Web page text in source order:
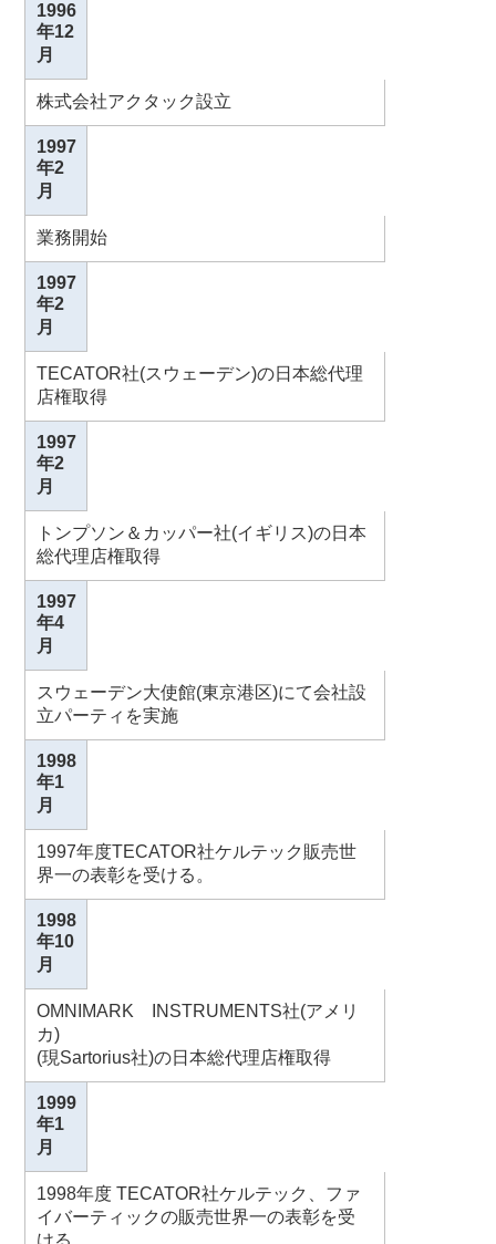
1996
年12
月
株式会社アクタック設立
1997
年2
月
業務開始
1997
年2
月
TECATOR社(スウェーデン)の日本総代理
店権取得
1997
年2
月
トンプソン＆カッパー社(イギリス)の日本
総代理店権取得
1997
年4
月
スウェーデン大使館(東京港区)にて会社設
立パーティを実施
1998
年1
月
1997年度TECATOR社ケルテック販売世
界一の表彰を受ける。
1998
年10
月
OMNIMARK INSTRUMENTS社(アメリ
カ)
(現Sartorius社)の日本総代理店権取得
1999
年1
月
1998年度 TECATOR社ケルテック、ファ
イバーティックの販売世界一の表彰を受